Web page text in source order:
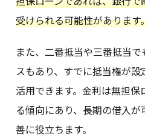
受けられる可能性があります
また、二番抵当や三番抵当
スもあり、すでに抵当権が
活用できます。金利は無担
る傾向にあり、長期の借入
善に役立ちます。